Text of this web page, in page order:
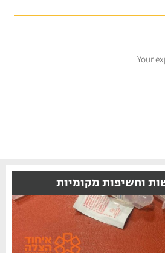
Your
וחשיפות מקומיות